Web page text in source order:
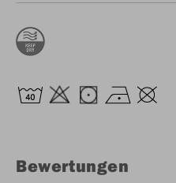
Bewertungen